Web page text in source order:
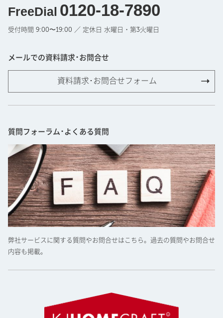
FreeDial 0120-18-7890
受付時間 9:00〜19:00 ／ 定休日 水曜日・第3火曜日
メールでの資料請求･お問合せ
資料請求･お問合せフォーム
質問フォーラム･よくある質問
弊社サービスに関する質問やお問合せはこちら。過去の質問やお問合せ
内容も掲載。